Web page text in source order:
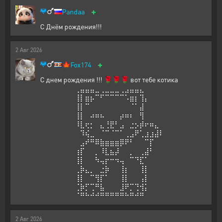
Pandaa +
С Днём рождения!!!
2 Авг 2026
🍁Fox174 +
С днем рождения !!! 🌹🌹🌹 вот тебе котика
⠀⠀⠀⠀⠀⠀⠀⢀⣤⣤⣤⣀⢀⣀⣀⣀⢀⣠⣤⣤⣄⠀⠀⠀⠀⠀⠀⠀⠀⠀
⠀⠀⠀⠀⠀⠀⠀⢸⡇⣶⡦⠉⠋⠉⠉⠉⠉⠡⣶⡆⢹⡄⠀⠀⠀⠀⠀⠀⠀⠀
⠀⠀⠀⠀⠀⠀⠀⢸⡇⠉⠀⠀⠀⠀⠀⠀⠀⠀⠈⠁⣼⠀⠀⠀⠀⠀⠀⠀⠀⠀
⠀⠀⠀⠀⠀⠀⠀⢸⡇⠀⠴⠶⠦⠀⠀⠀⡴⠶⠆⠀⢻⠀⠀⠀⠀⠀⠀⠀⠀⠀
⠀⠀⠀⠀⠀⠀⠀⠸⣇⢖⡂⠀⣄⢘⣟⠃⣠⠀⣐⡢⡾⠖⠶⣄⠀⠀⠀⠀⠀⠀
⠀⠀⠀⠀⠀⠀⠀⠀⠹⢮⣀⠀⠈⠉⠈⠉⠁⢀⣠⠟⢁⣰⣰⣼⠇⠀⠀⠀⠀⠀
⠀⠀⠀⠀⠀⠀⠀⠀⣠⠞⠛⠿⣷⣶⣶⣶⡿⠟⠃⠀⠀⠉⡏⠀⠀⠀⠀⠀⠀⠀
⠀⠀⠀⠀⠀⠀⠀⢰⡏⠀⠀⡀⠸⣇⣦⡼⠀⠀⡀⠀⢀⣼⠃⠀⠀⠀⠀⠀⠀⠀
⠀⠀⠀⠀⠀⠀⠀⢸⡇⠀⠀⠳⢤⡖⠒⠲⢤⠀⠉⠙⣏⠁⠀⠀⠀⠀⠀⠀⠀⠀
⠀⠀⠀⠀⠀⠀⠀⢀⡷⣄⡀⠀⣐⡷⠀⠀⢸⡆⠀⠀⢸⡇⠀⠀⠀⠀⠀⠀⠀⠀
⠀⠀⠀⠀⠀⠀⠀⢸⡇⠀⠉⢻⡏⠁⠀⠀⢸⡇⠀⠀⢠⡇⠀⠀⠀⠀⠀⠀⠀⠀
⠀⠀⠀⠀⠀⠀⠀⢈⡷⡋⢉⠛⣧⠀⠀⠀⣸⠟⡉⢙⢺⡅⠀⠀⠀⠀⠀⠀⠀⠀
⠀⠀⠀⠀⠀⠀⠀⠈⠛⠓⠚⠚⠛⠛⠛⠛⠛⠓⠛⠚⠛
2 Авг 2026